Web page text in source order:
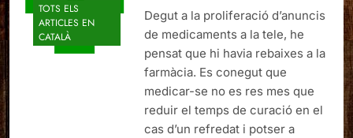
TOTS ELS
ARTICLES EN
CATALÀ
Degut a la proliferació d’anuncis
de medicaments a la tele, he
pensat que hi havia rebaixes a la
farmàcia. Es conegut que
medicar-se no es res mes que
reduir el temps de curació en el
cas d’un refredat i potser a